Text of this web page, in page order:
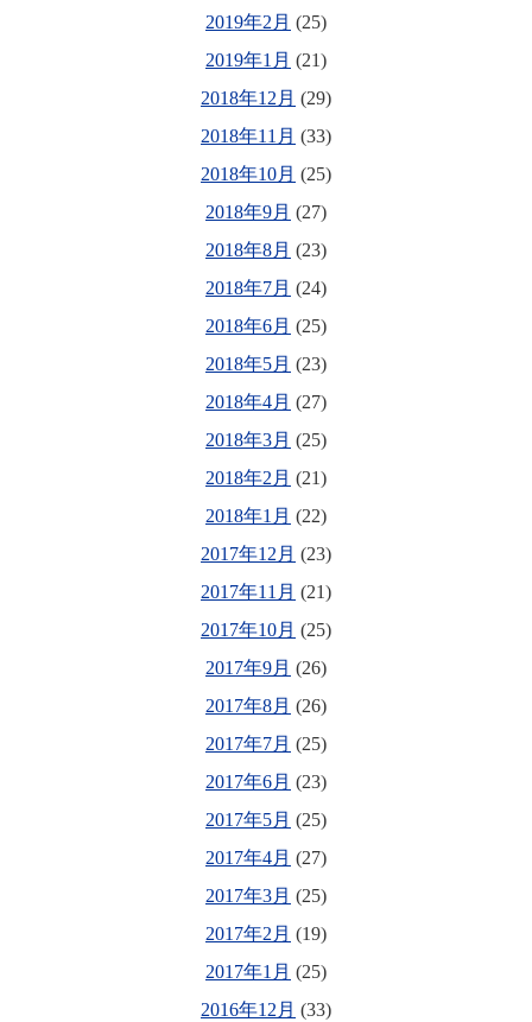
2019年2月 (25)
2019年1月 (21)
2018年12月 (29)
2018年11月 (33)
2018年10月 (25)
2018年9月 (27)
2018年8月 (23)
2018年7月 (24)
2018年6月 (25)
2018年5月 (23)
2018年4月 (27)
2018年3月 (25)
2018年2月 (21)
2018年1月 (22)
2017年12月 (23)
2017年11月 (21)
2017年10月 (25)
2017年9月 (26)
2017年8月 (26)
2017年7月 (25)
2017年6月 (23)
2017年5月 (25)
2017年4月 (27)
2017年3月 (25)
2017年2月 (19)
2017年1月 (25)
2016年12月 (33)